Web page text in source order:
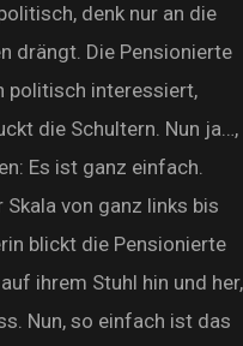
denk nur an die
drängt. Die Pensionierte
politisch interessiert,
die Schultern. Nun ja…,
Es ist ganz einfach.
von ganz links bis
blickt die Pensionierte
ihrem Stuhl hin und her,
Nun, so einfach ist das